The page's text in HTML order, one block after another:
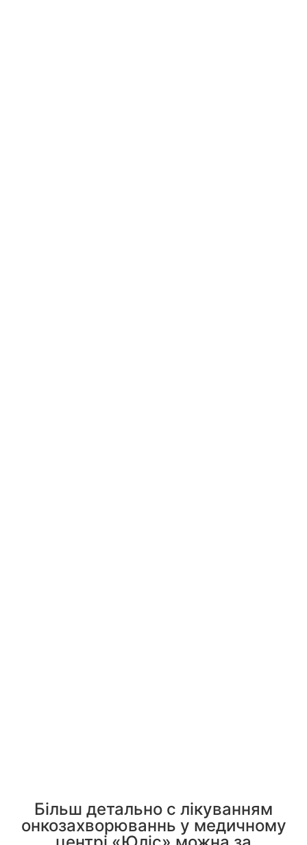
Більш детально с лікуванням
онкозахворюваннь у медичному